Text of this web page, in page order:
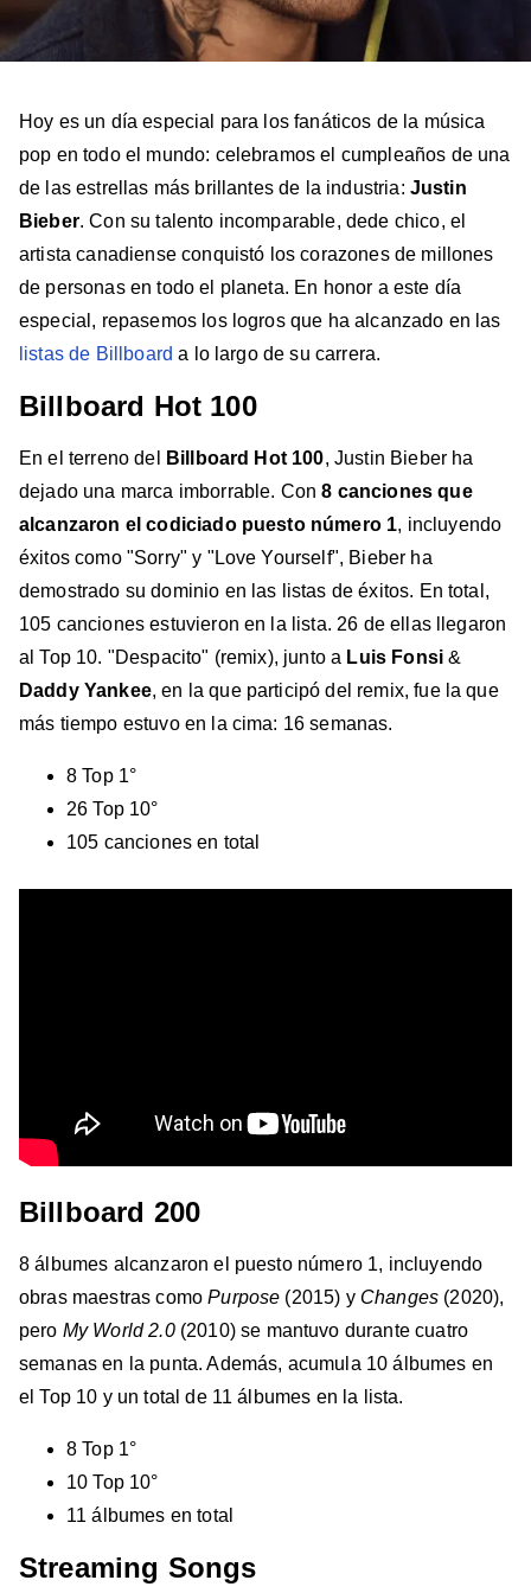
Hoy es un día especial para los fanáticos de la música
pop en todo el mundo: celebramos el cumpleaños de una
de las estrellas más brillantes de la industria: Justin
Bieber. Con su talento incomparable, dede chico, el
artista canadiense conquistó los corazones de millones
de personas en todo el planeta. En honor a este día
especial, repasemos los logros que ha alcanzado en las
listas de Billboard a lo largo de su carrera.
Billboard Hot 100
En el terreno del Billboard Hot 100, Justin Bieber ha
dejado una marca imborrable. Con 8 canciones que
alcanzaron el codiciado puesto número 1, incluyendo
éxitos como "Sorry" y "Love Yourself", Bieber ha
demostrado su dominio en las listas de éxitos. En total,
105 canciones estuvieron en la lista. 26 de ellas llegaron
al Top 10. "Despacito" (remix), junto a Luis Fonsi &
Daddy Yankee, en la que participó del remix, fue la que
más tiempo estuvo en la cima: 16 semanas.
8 Top 1°
26 Top 10°
105 canciones en total
Billboard 200
8 álbumes alcanzaron el puesto número 1, incluyendo
obras maestras comoPurpose (2015) y Changes (2020),
pero My World 2.0 (2010) se mantuvo durante cuatro
semanas en la punta. Además, acumula 10 álbumes en
el Top 10 y un total de 11 álbumes en la lista.
8 Top 1°
10 Top 10°
11 álbumes en total
Streaming Songs